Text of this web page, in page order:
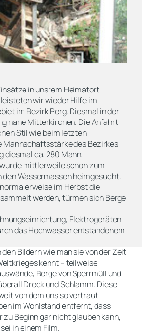
in unsrem Heimatort
wir wieder Hilfe im
im Bezirk Perg. Diesmal in der
nahe Mitterkirchen. Die Anfahrt
Stil wie beim letzten
Mannschaftsstärke des Bezirkes
diesmal ca. 280 Mann.
mittlerweile schon zum
den Wassermassen heimgesucht.
im Herbst die
werden, türmen sich Berge
Elektrogeräten
das Hochwasser entstandenem
Bildern wie man sie von der Zeit
kennt – teilweise
Berge von Sperrmüll und
Dreck und Schlamm. Diese
von dem uns so vertraut
im Wohlstand entfernt, dass
zu Beginn gar nicht glauben kann,
in einem Film.